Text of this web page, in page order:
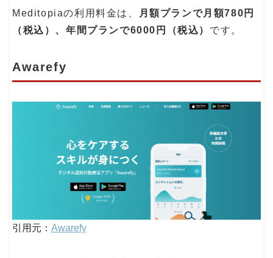
Meditopiaの利用料金は、
月額プランで月額780円
（税込）、年間プランで6000円（税込） です。
Awarefy
引用元： Awarefy